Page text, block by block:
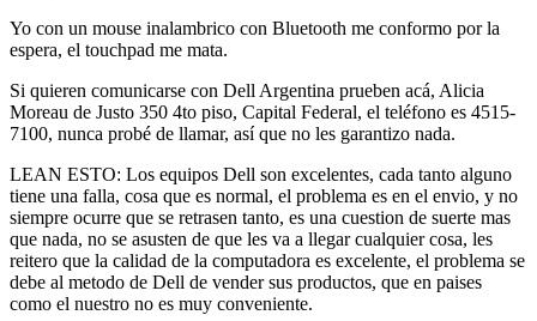
Yo con un mouse inalambrico con Bluetooth me conformo por la
espera, el touchpad me mata.
Si quieren comunicarse con Dell Argentina prueben acá, Alicia
Moreau de Justo 350 4to piso, Capital Federal, el teléfono es 4515-
7100, nunca probé de llamar, así que no les garantizo nada.
LEAN ESTO: Los equipos Dell son excelentes, cada tanto alguno
tiene una falla, cosa que es normal, el problema es en el envio, y no
siempre ocurre que se retrasen tanto, es una cuestion de suerte mas
que nada, no se asusten de que les va a llegar cualquier cosa, les
reitero que la calidad de la computadora es excelente, el problema se
debe al metodo de Dell de vender sus productos, que en paises
como el nuestro no es muy conveniente.